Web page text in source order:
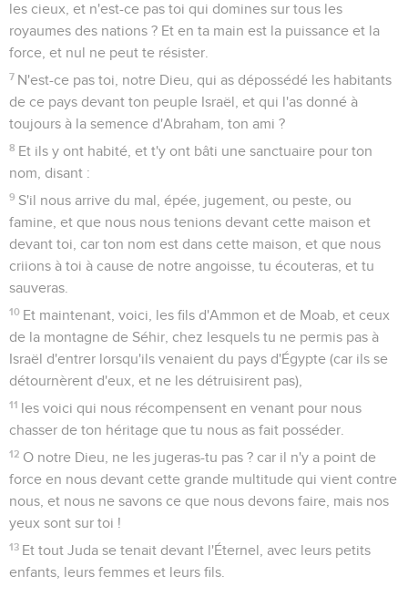
les cieux, et n'est-ce pas toi qui domines sur tous les
royaumes des nations ? Et en ta main est la puissance et la
force, et nul ne peut te résister.
7 N'est-ce pas toi, notre Dieu, qui as dépossédé les habitants
de ce pays devant ton peuple Israël, et qui l'as donné à
toujours à la semence d'Abraham, ton ami ?
8 Et ils y ont habité, et t'y ont bâti une sanctuaire pour ton
nom, disant :
9 S'il nous arrive du mal, épée, jugement, ou peste, ou
famine, et que nous nous tenions devant cette maison et
devant toi, car ton nom est dans cette maison, et que nous
criions à toi à cause de notre angoisse, tu écouteras, et tu
sauveras.
10 Et maintenant, voici, les fils d'Ammon et de Moab, et ceux
de la montagne de Séhir, chez lesquels tu ne permis pas à
Israël d'entrer lorsqu'ils venaient du pays d'Égypte (car ils se
détournèrent d'eux, et ne les détruisirent pas),
11 les voici qui nous récompensent en venant pour nous
chasser de ton héritage que tu nous as fait posséder.
12 O notre Dieu, ne les jugeras-tu pas ? car il n'y a point de
force en nous devant cette grande multitude qui vient contre
nous, et nous ne savons ce que nous devons faire, mais nos
yeux sont sur toi !
13 Et tout Juda se tenait devant l'Éternel, avec leurs petits
enfants, leurs femmes et leurs fils.